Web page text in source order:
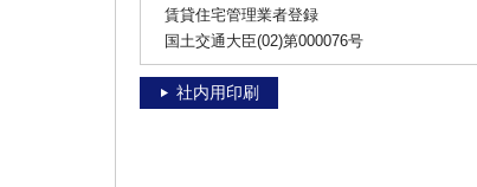
賃貸住宅管理業者登録
国土交通大臣(02)第000076号
社内用印刷